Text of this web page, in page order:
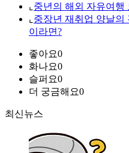
⌞ 중년의 해외 자유여행
⌞ 중장년 재취업 양날의
이라면?
좋아요0
화나요0
슬퍼요0
더 궁금해요0
최신뉴스